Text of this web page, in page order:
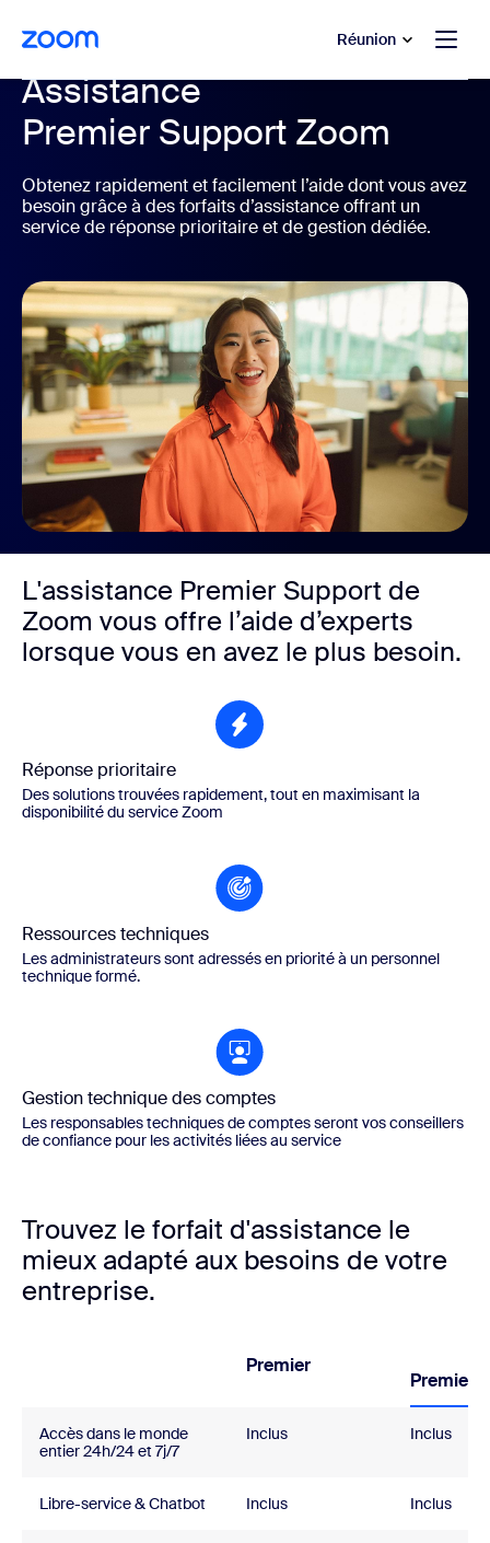
contenu principal
au chat d’aide Réunion
Assistance
Premier Support Zoom
Obtenez rapidement et facilement l’aide dont vous avez
besoin grâce à des forfaits d’assistance offrant un
service de réponse prioritaire et de gestion dédiée.
L'assistance Premier Support de
Zoom vous offre l’aide d’experts
lorsque vous en avez le plus besoin.
Réponse prioritaire
Des solutions trouvées rapidement, tout en maximisant la
disponibilité du service Zoom
Ressources techniques
Les administrateurs sont adressés en priorité à un personnel
technique formé.
Gestion technique des comptes
Les responsables techniques de comptes seront vos conseillers
de confiance pour les activités liées au service
Trouvez le forfait d'assistance le
mieux adapté aux besoins de votre
entreprise.
Premier
Premier +
Accès dans le monde
entier 24h/24 et 7j/7
Inclus Inclus
Libre-service & Chatbot Inclus Inclus